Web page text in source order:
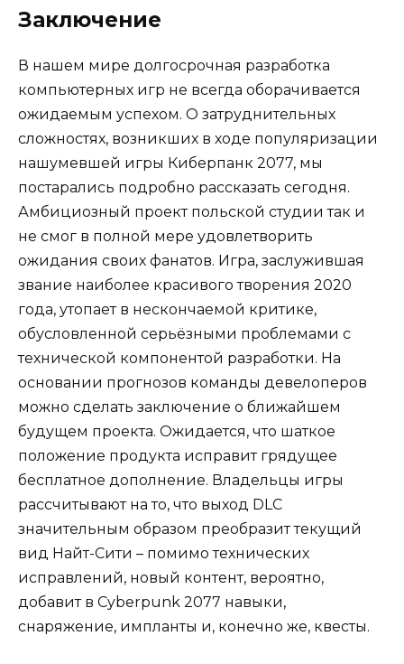
Заключение
В нашем мире долгосрочная разработка
компьютерных игр не всегда оборачивается
ожидаемым успехом. О затруднительных
сложностях, возникших в ходе популяризации
нашумевшей игры Киберпанк 2077, мы
постарались подробно рассказать сегодня.
Амбициозный проект польской студии так и
не смог в полной мере удовлетворить
ожидания своих фанатов. Игра, заслужившая
звание наиболее красивого творения 2020
года, утопает в нескончаемой критике,
обусловленной серьёзными проблемами с
технической компонентой разработки. На
основании прогнозов команды девелоперов
можно сделать заключение о ближайшем
будущем проекта. Ожидается, что шаткое
положение продукта исправит грядущее
бесплатное дополнение. Владельцы игры
рассчитывают на то, что выход DLC
значительным образом преобразит текущий
вид Найт-Сити – помимо технических
исправлений, новый контент, вероятно,
добавит в Cyberpunk 2077 навыки,
снаряжение, импланты и, конечно же, квесты.